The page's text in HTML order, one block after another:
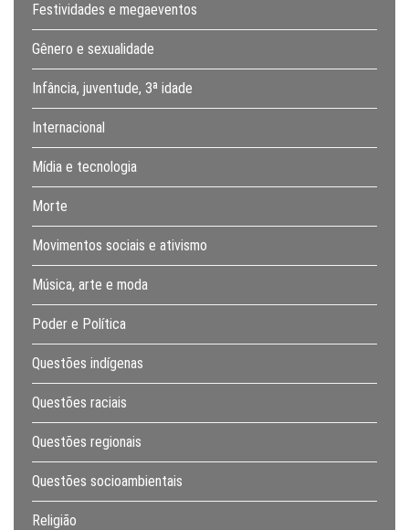
Festividades e megaeventos
Gênero e sexualidade
Infância, juventude, 3ª idade
Internacional
Mídia e tecnologia
Morte
Movimentos sociais e ativismo
Música, arte e moda
Poder e Política
Questões indígenas
Questões raciais
Questões regionais
Questões socioambientais
Religião